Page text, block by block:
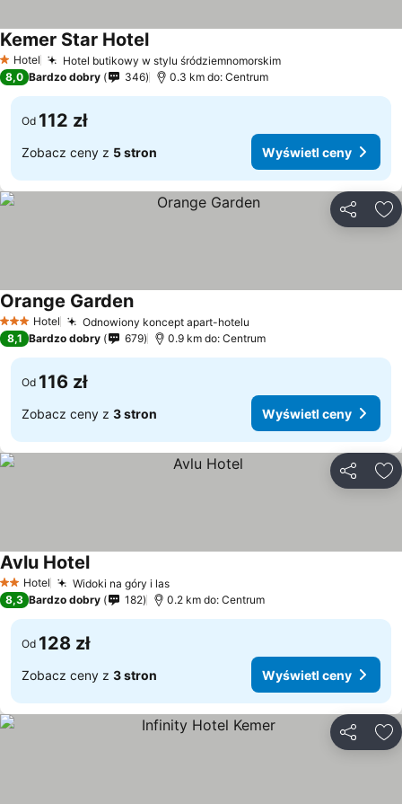
1 Kategoria
Hotel Hotel butikowy w stylu śródziemnomorskimWyświetl ceny
Kemer Star HotelWyświetl ceny
8,0 Bardzo dobry 346 0.3 km do: Centrum
Od 112 zł
Zobacz ceny z 5 stron Wyświetl ceny
3 Kategoria
Hotel Odnowiony koncept apart-hotelu
Orange GardenWyświetl ceny
8,1 Bardzo dobry 679 0.9 km do: Centrum
Od 116 zł
Zobacz ceny z 3 stron Wyświetl ceny
2 Kategoria
Hotel Widoki na góry i lasWyświetl ceny
Avlu HotelWyświetl ceny
8,3 Bardzo dobry 182 0.2 km do: Centrum
Od 128 zł
Zobacz ceny z 3 stron Wyświetl ceny